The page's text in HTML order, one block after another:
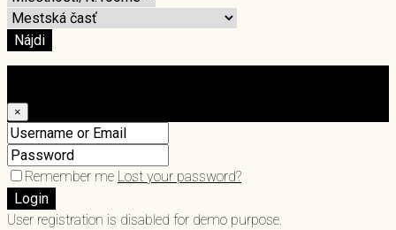
Nájdi
×
Remember me Lost your password?
Login
User registration is disabled for demo purpose.